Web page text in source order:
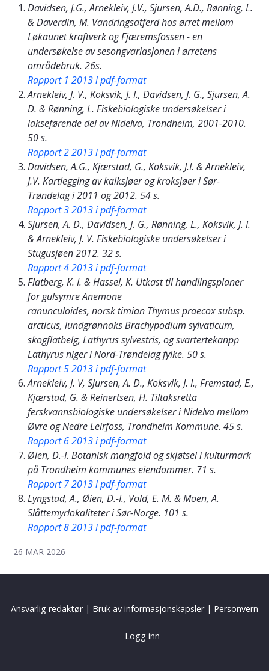
Davidsen, J.G., Arnekleiv, J.V., Sjursen, A.D., Rønning, L.
& Daverdin, M. Vandringsatferd hos ørret mellom
Løkaunet kraftverk og Fjæremsfossen - en
undersøkelse av sesongvariasjonen i ørretens
områdebruk. 26s.
Rapport 1 2013 i pdf-format
Arnekleiv, J. V., Koksvik, J. I., Davidsen, J. G., Sjursen, A.
D. & Rønning, L. Fiskebiologiske undersøkelser i
lakseførende del av Nidelva, Trondheim, 2001-2010.
50 s.
Rapport 2 2013 i pdf-format
Davidsen, A.G., Kjærstad, G., Koksvik, J.I. & Arnekleiv,
J.V. Kartlegging av kalksjøer og kroksjøer i Sør-
Trøndelag i 2011 og 2012. 54 s.
Rapport 3 2013 i pdf-format
Sjursen, A. D., Davidsen, J. G., Rønning, L., Koksvik, J. I.
& Arnekleiv, J. V. Fiskebiologiske undersøkelser i
Stugusjøen 2012. 32 s.
Rapport 4 2013 i pdf-format
Flatberg, K. I. & Hassel, K. Utkast til handlingsplaner
for gulsymreAnemone
ranunculoides, norsk timian Thymus praecoxsubsp.
arcticus, lundgrønnaksBrachypodium sylvaticum,
skogflatbelg, Lathyrus sylvestris, og svartertekanpp
Lathyrus nigeri Nord-Trøndelag fylke. 50 s.
Rapport 5 2013 i pdf-format
Arnekleiv, J. V, Sjursen, A. D., Koksvik, J. I., Fremstad, E.,
Kjærstad, G. & Reinertsen, H. Tiltaksretta
ferskvannsbiologiske undersøkelser i Nidelva mellom
Øvre og Nedre Leirfoss, Trondheim Kommune. 45 s.
Rapport 6 2013 i pdf-format
Øien, D.-I. Botanisk mangfold og skjøtsel i kulturmark
på Trondheim kommunes eiendommer. 71 s.
Rapport 7 2013 i pdf-format
Lyngstad, A., Øien, D.-I., Vold, E. M. & Moen, A.
Slåttemyrlokaliteter i Sør-Norge. 101 s.
Rapport 8 2013 i pdf-format
26 MAR 2026
Ansvarlig redaktør| Bruk av informasjonskapsler| Personvern
Logg inn